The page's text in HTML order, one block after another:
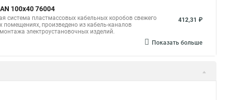
100x40 76004
система пластмассовых кабельных коробов свежего
произведено из кабель-каналов
электроустановочных изделий.
412,31 ₽
Показать больше